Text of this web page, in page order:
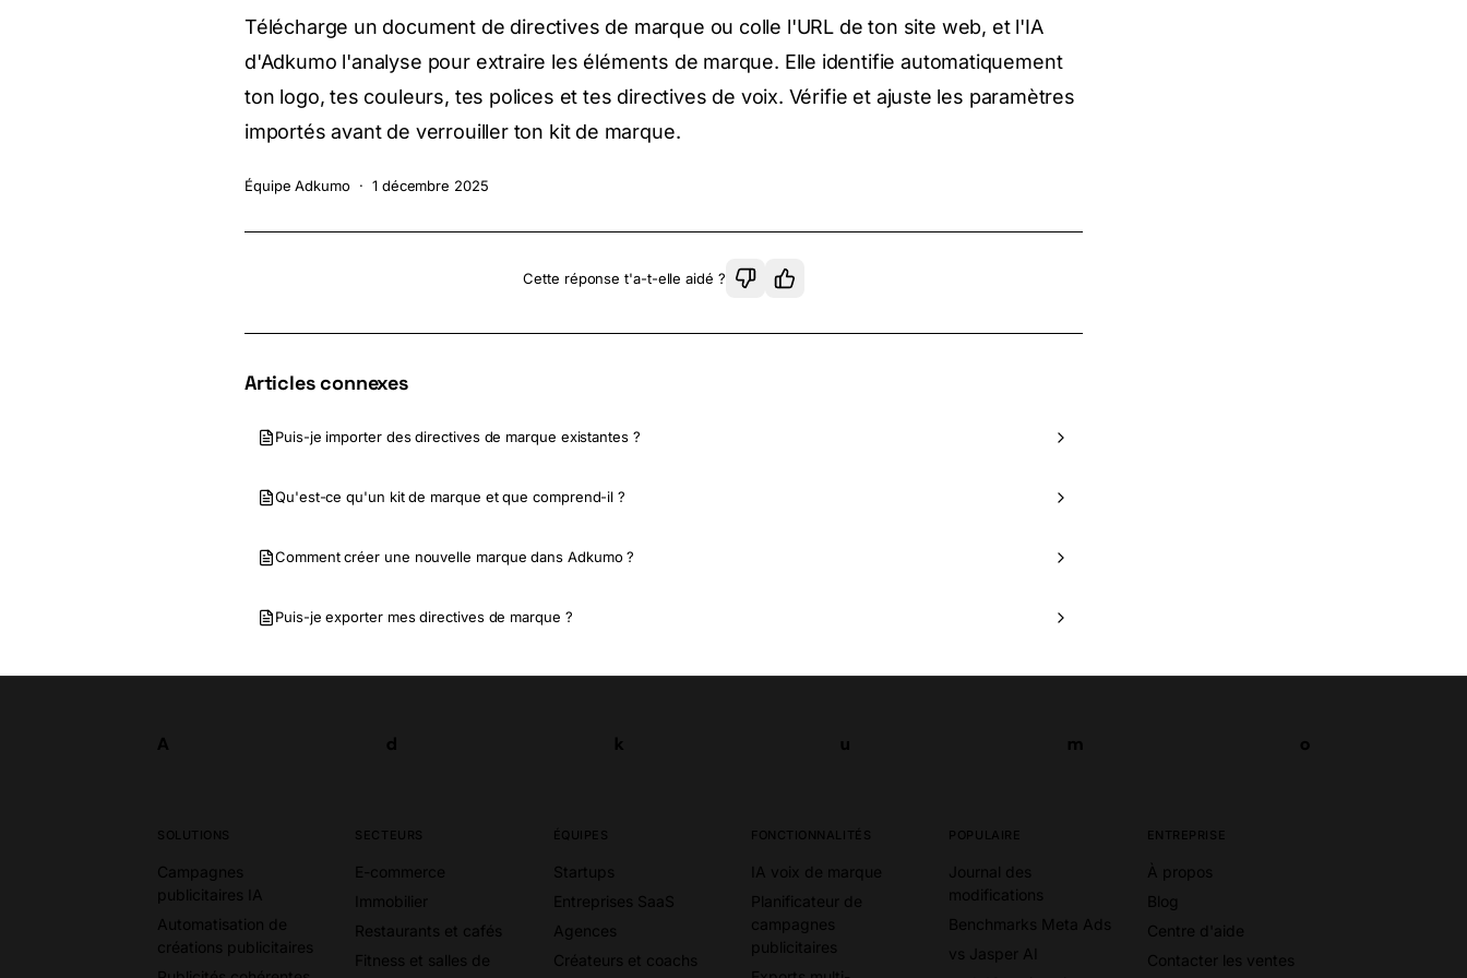
Télécharge un document de directives de marque ou colle l'URL de ton site web, et l'IA
d'Adkumo l'analyse pour extraire les éléments de marque. Elle identifie automatiquement
ton logo, tes couleurs, tes polices et tes directives de voix. Vérifie et ajuste les paramètres
importés avant de verrouiller ton kit de marque.
Équipe Adkumo · 1 décembre 2025
Cette réponse t'a-t-elle aidé ?
Articles connexes
Puis-je importer des directives de marque existantes ?
Qu'est-ce qu'un kit de marque et que comprend-il ?
Comment créer une nouvelle marque dans Adkumo ?
Puis-je exporter mes directives de marque ?
A d k u m
o
SOLUTIONS
Campagnes
publicitaires IA
Automatisation de
créations publicitaires
SECTEURS
E-commerce
Immobilier
Restaurants et cafés
Fitness et salles de
ÉQUIPES
Startups
Entreprises SaaS
Agences
Créateurs et coachs
FONCTIONNALITÉS
IA voix de marque
Planificateur de
campagnes
publicitaires
POPULAIRE
Journal des
modifications
Benchmarks Meta Ads
vs Jasper AI
ENTREPRISE
À propos
Blog
Centre d'aide
Contacter les ventes